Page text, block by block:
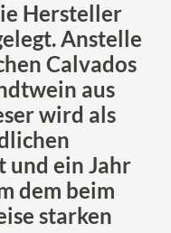
Hersteller
Anstelle
Calvados
aus
wird als
und ein Jahr
dem beim
starken